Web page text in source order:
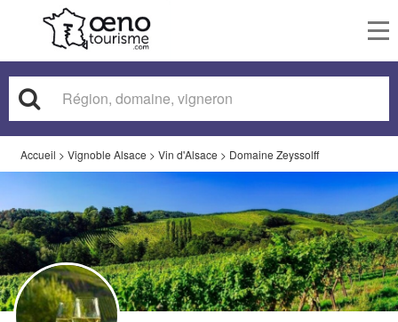
Accueil > Vignoble Alsace > Vin d'Alsace > Domaine Zeyssolff